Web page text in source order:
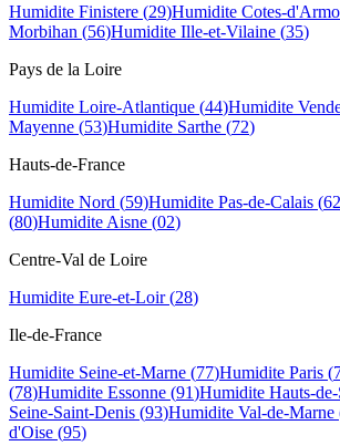
Humidite Finistere (29)Humidite Cotes-
Morbihan (56)Humidite Ille-et-Vilaine (35)
Pays de la Loire
Humidite Loire-Atlantique (44)Humidite
Mayenne (53)Humidite Sarthe (72)
Hauts-de-France
Humidite Nord (59)Humidite Pas-de-Calais (62
(80)Humidite Aisne (02)
Centre-Val de Loire
Humidite Eure-et-Loir(28)
Ile-de-France
Humidite Seine-et-Marne (77)Humidite Paris (
(78)Humidite Essonne (91)Humidite Hauts-
Seine-Saint-Denis (93)Humidite Val-de-Marne
d'Oise (95)